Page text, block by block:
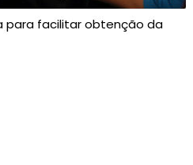
para facilitar obtenção da